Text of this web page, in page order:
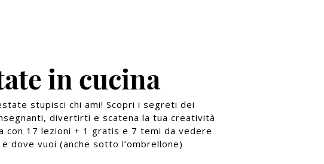
in cucina
stupisci chi ami! Scopri i segreti dei
divertirti e scatena la tua creatività
con 17 lezioni + 1 gratis e 7 temi da vedere
e dove vuoi (anche sotto l’ombrellone)